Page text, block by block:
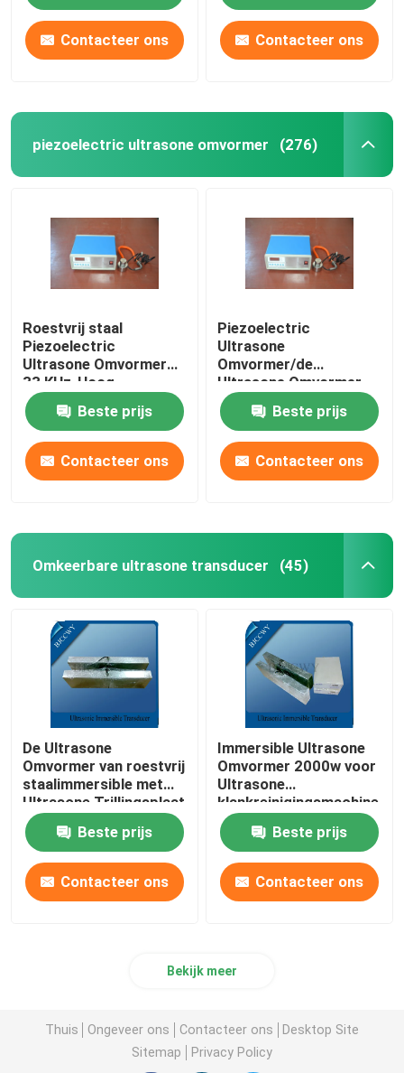
Contacteer ons Contacteer ons
piezoelectric ultrasone omvormer (276)
Roestvrij staal
Piezoelectric
Ultrasone Omvormer
33 KHz-Hoog
rendement
Beste prijs
Contacteer ons
Piezoelectric
Ultrasone
Omvormer/de
Ultrasone Omvormer
van Immersible
Beste prijs
Contacteer ons
Omkeerbare ultrasone transducer (45)
De Ultrasone
Omvormer van roestvrij
staalimmersible met
Ultrasone Trillingsplaat
Beste prijs
Contacteer ons
Immersible Ultrasone
Omvormer 2000w voor
Ultrasone
klankreinigingsmachine
Beste prijs
Contacteer ons
Bekijk meer
Thuis Ongeveer ons Contacteer ons
Desktop Site
Sitemap
Privacy Policy